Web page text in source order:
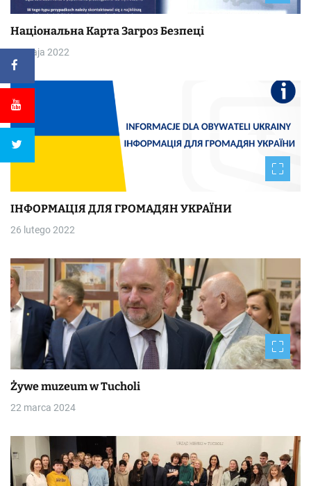
Національна Kapтa Загроз Безпеці
30 maja 2022
ІНФОРМАЦІЯ ДЛЯ ГРОМАДЯН УКРАЇНИ
26 lutego 2022
Żywe muzeum w Tucholi
22 marca 2024